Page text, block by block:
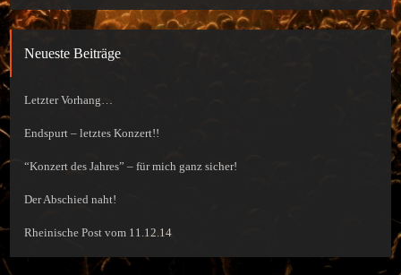
Neueste Beiträge
Letzter Vorhang…
Endspurt – letztes Konzert!!
“Konzert des Jahres” – für mich ganz sicher!
Der Abschied naht!
Rheinische Post vom 11.12.14